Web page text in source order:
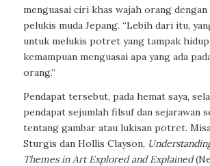
menguasai ciri khas wajah orang dengan
pelukis muda Jepang. “Lebih dari itu,
untuk melukis potret yang tampak hidup
kemampuan menguasai apa yang ada
orang.”
Pendapat tersebut, pada hemat saya,
pendapat sejumlah filsuf dan sejarawan
tentang gambar atau lukisan potret.
Sturgis dan Hollis Clayson,
Themes in Art Explored and Explained